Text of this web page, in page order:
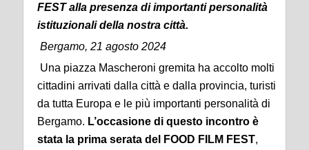
FEST alla presenza di importanti personalità
istituzionali della nostra città.
Bergamo, 21 agosto 2024
Una piazza Mascheroni gremita ha accolto molti
cittadini arrivati dalla città e dalla provincia, turisti
da tutta Europa e le più importanti personalità di
Bergamo. L’occasione di questo incontro è
stata la prima serata del FOOD FILM FEST,